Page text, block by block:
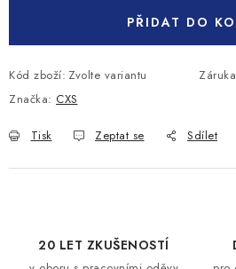
PŘIDAT DO
Kód zboží: Zvolte variantu Záruka
Značka: CXS
Tisk Zeptat se Sdílet
20 LET ZKUŠENOSTÍ